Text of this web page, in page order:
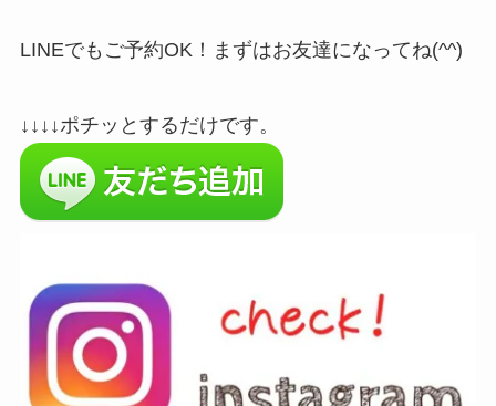
LINEでもご予約OK！まずはお友達になってね(^^)
↓↓↓↓ポチッとするだけです。